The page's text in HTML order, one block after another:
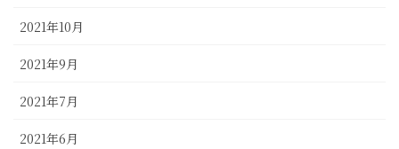
2021年10月
2021年9月
2021年7月
2021年6月